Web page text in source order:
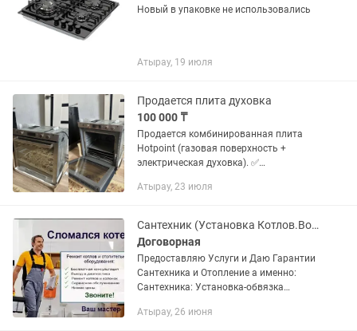
Новый в упаковке не использовались
Атырау, 19 июля
Продается плита духовка
100 000 ₸
Продается комбинированная плита
Hotpoint (газовая поверхность +
электрическая духовка). ✅
Полностью исправна, все функции
Продажа в связи...
Атырау, 23 июля
Сантехник (Установка Котлов.Водоснабжение Колонок.Бойлеров) Объемы под ключ
Договорная
Предоставляю Услуги и Даю Гарантии
Сантехника и Отопление а именно:
Сантехника: Установка-обвязка
демонтаж стиральных посудомоечных
Атырау, 26 июня